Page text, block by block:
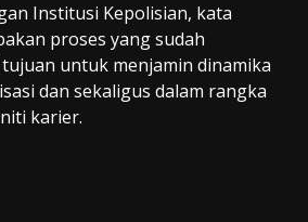
Institusi Kepolisian, kata
proses yang sudah
untuk menjamin dinamika
dan sekaligus dalam rangka
karier.